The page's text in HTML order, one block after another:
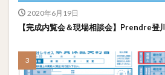
2020年6月19日
【完成内覧会＆現場相談会】Prendre登川